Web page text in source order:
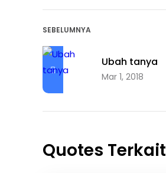
SEBELUMNYA
Ubah tanya
Mar 1, 2018
Quotes Terkait